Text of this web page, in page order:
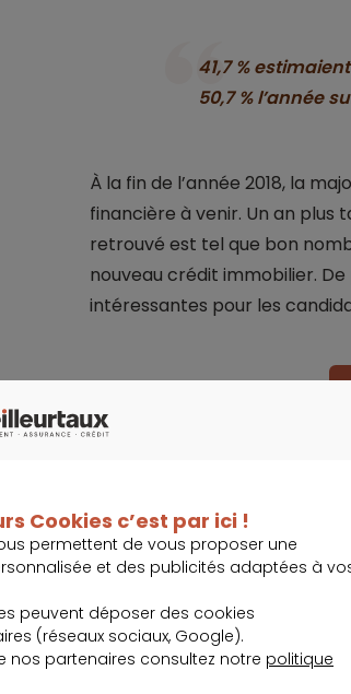
41,7 %
50,7 % l’année
À la fin de l’année 2018, la
financière à venir. Un an plus
retrouvé est tel que bon
nouveau crédit immobilier.
intéressantes pour les
Léger repli pour le
Par contre, pour le crédit
l’année écoulée, le nombre
remboursement s'est
Cookies c’est par ici !
permettent de vous proposer une
et des publicités adaptées à
peuvent déposer des cookies
(réseaux sociaux, Google).
nos partenaires consultez notre politique